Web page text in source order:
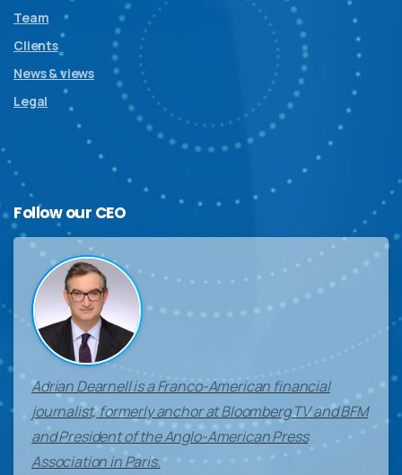
Team
Clients
News & views
Legal
Follow our CEO
Adrian Dearnell is a Franco-American financial
journalist, formerly anchor at Bloomberg TV and BFM
and President of the Anglo-American Press
Association in Paris.